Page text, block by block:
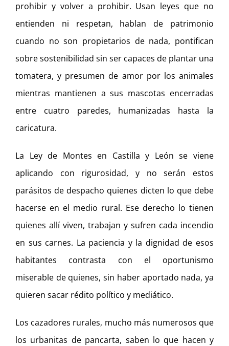
prohibir y volver a prohibir. Usan leyes que no
entienden ni respetan, hablan de patrimonio
cuando no son propietarios de nada, pontifican
sobre sostenibilidad sin ser capaces de plantar una
tomatera, y presumen de amor por los animales
mientras mantienen a sus mascotas encerradas
entre cuatro paredes, humanizadas hasta la
caricatura.
La Ley de Montes en Castilla y León se viene
aplicando con rigurosidad, y no serán estos
parásitos de despacho quienes dicten lo que debe
hacerse en el medio rural. Ese derecho lo tienen
quienes allí viven, trabajan y sufren cada incendio
en sus carnes. La paciencia y la dignidad de esos
habitantes contrasta con el oportunismo
miserable de quienes, sin haber aportado nada, ya
quieren sacar rédito político y mediático.
Los cazadores rurales, mucho más numerosos que
los urbanitas de pancarta, saben lo que hacen y